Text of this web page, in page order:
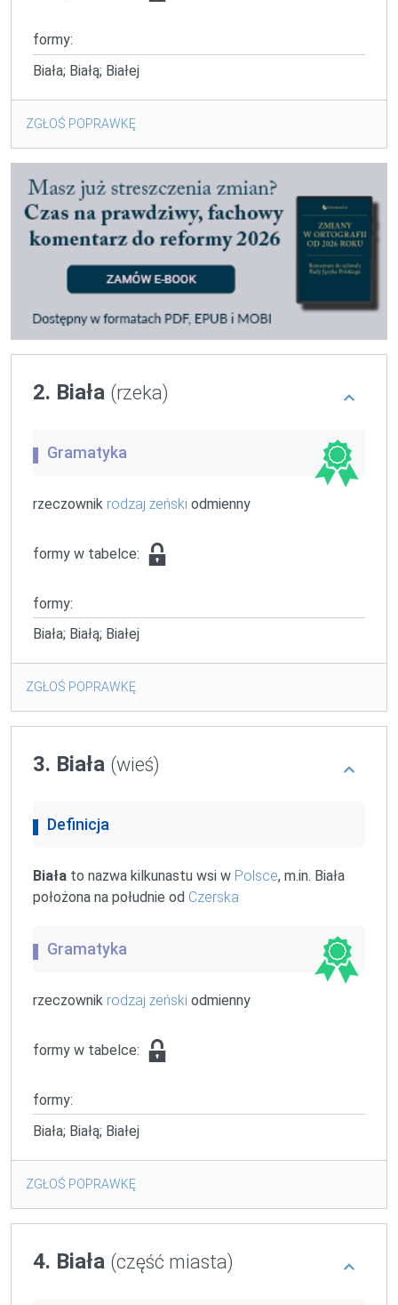
formy:
Biała; Białą; Białej
ZGŁOŚ POPRAWKĘ
2. Biała (rzeka)
Gramatyka
rzeczownik rodzaj żeński odmienny
formy w tabelce:
formy:
Biała; Białą; Białej
ZGŁOŚ POPRAWKĘ
3. Biała (wieś)
Definicja
Biała to nazwa kilkunastu wsi w Polsce, m.in. Biała
położona na południe od Czerska
Gramatyka
rzeczownik rodzaj żeński odmienny
formy w tabelce:
formy:
Biała; Białą; Białej
ZGŁOŚ POPRAWKĘ
4. Biała (część miasta)